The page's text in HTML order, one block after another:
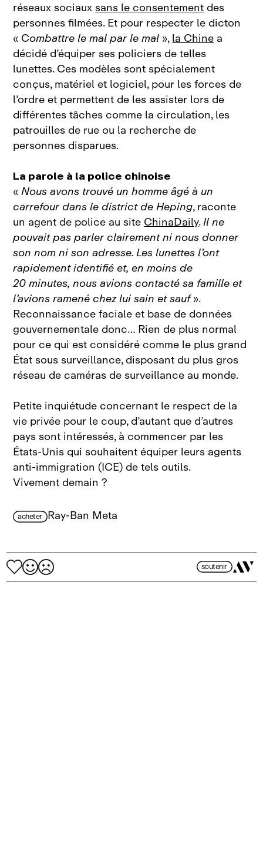
réseaux sociauxsans le consentementdes
personnes filmées. Et pour respecter le dicton
« Combattre le mal par le mal »,la Chinea
décidé d’équiper ses policiers de telles
lunettes. Ces modèles sont spécialement
conçus, matériel et logiciel, pour les forces de
l’ordre et permettent de les assister lors de
différentes tâches comme la circulation, les
patrouilles de rue ou la recherche de
personnes disparues.
La parole à la police chinoise
«Nous avons trouvé un homme âgé à un
carrefour dans le district de Heping, raconte
un agent de police au siteChinaDaily.Il ne
pouvait pas parler clairement ni nous donner
son nom ni son adresse. Les lunettes l’ont
rapidement identifié et, en moins de
20 minutes, nous avions contacté sa famille et
l’avions ramené chez lui sain et sauf».
Reconnaissance faciale et base de données
gouvernementale donc… Rien de plus normal
pour ce qui est considéré comme le plus grand
État sous surveillance, disposant du plus gros
réseau de caméras de surveillance au monde.
Petite inquiétude concernant le respect de la
vie privée pour le coup, d’autant que d’autres
pays sont intéressés, à commencer par les
États‑Unis qui souhaitent équiper leurs agents
anti‑immigration (ICE) de tels outils.
Vivement demain ?
acheter Ray-Ban Meta
soutenir